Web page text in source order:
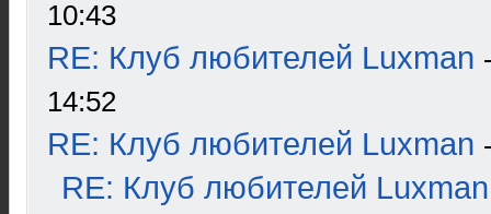
10:43
RE: Клуб любителей Luxman
14:52
RE: Клуб любителей Luxman
RE: Клуб любителей Luxman